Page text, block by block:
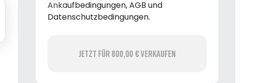
Ankaufbedingungen, AGB und
Datenschutzbedingungen.
Jetzt für 800,00 € verkaufen